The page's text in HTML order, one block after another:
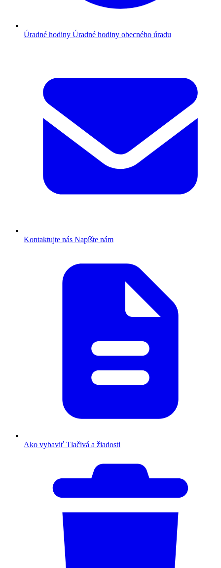
Úradné hodiny Úradné hodiny obecného úradu
Kontaktujte nás Napíšte nám
Ako vybaviť Tlačivá a žiadosti